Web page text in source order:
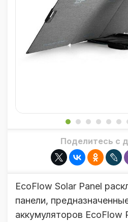
Поделитесь с
EcoFlow Solar Panel
панели,
аккумуляторов EcoFlow